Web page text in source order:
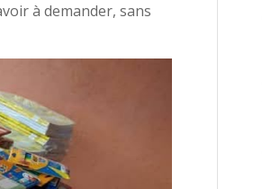
à demander, sans